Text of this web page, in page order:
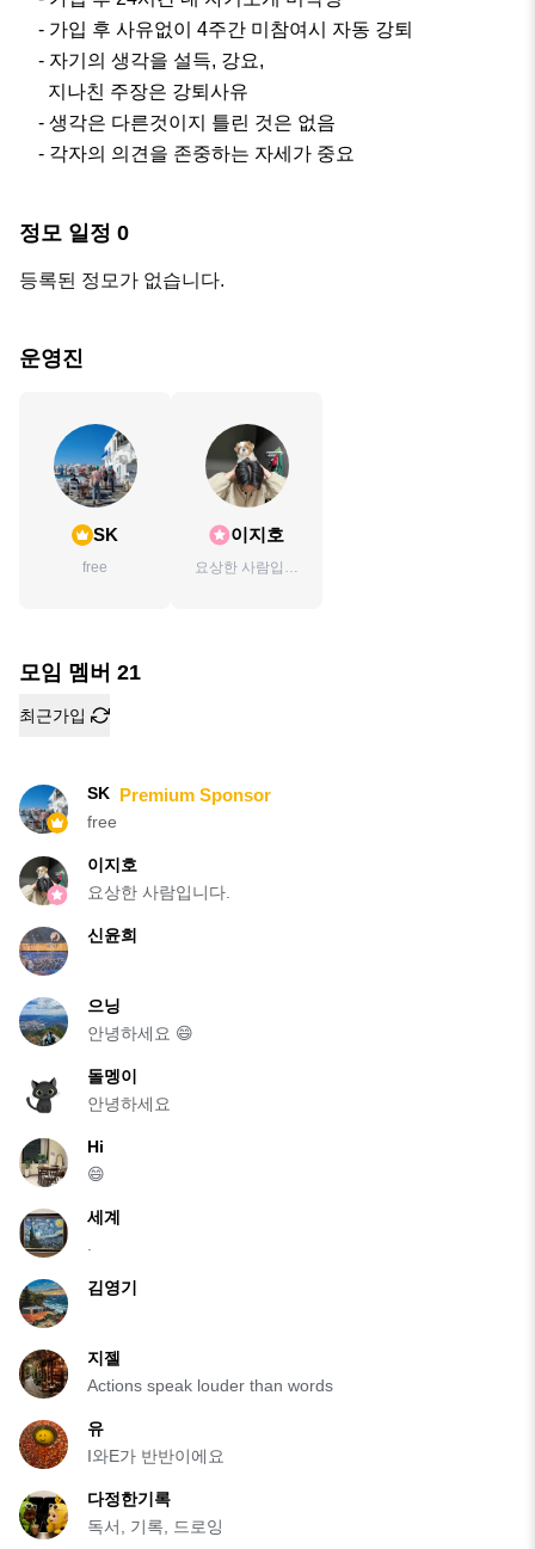
    - 각자의 의견을 존중하는 자세가 중요
정모 일정 0
등록된 정모가 없습니다.
운영진
SK
free
이지호
요상한 사람입니
모임 멤버 21
최근가입
SK Premium Sponsor
free
이지호
요상한 사람입니다.
신윤희
으닝
안녕하세요 😄
돌멩이
안녕하세요
Hi
😄
세계
김영기
지젤
Actions speak louder than words
유
I와E가 반반이에요
다정한기록
독서, 기록, 드로잉